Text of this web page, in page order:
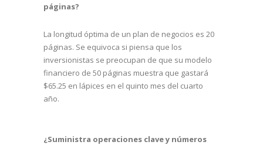
páginas?
La longitud óptima de un plan de negocios es 20
páginas. Se equivoca si piensa que los
inversionistas se preocupan de que su modelo
financiero de 50 páginas muestra que gastará
$65.25 en lápices en el quinto mes del cuarto
año.
¿Suministra operaciones clave y números